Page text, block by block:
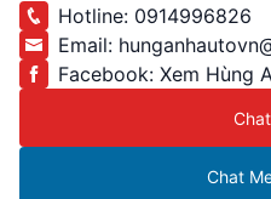
Hotline: 0914996826
Email:
Facebook: Xem Hùng
Chat